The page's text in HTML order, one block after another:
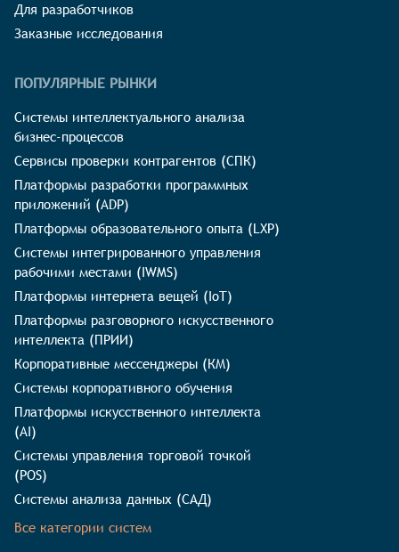
Для разработчиков
Заказные исследования
ПОПУЛЯРНЫЕ РЫНКИ
Системы интеллектуального анализа
бизнес-процессов
Сервисы проверки контрагентов (СПК)
Платформы разработки программных
приложений (ADP)
Платформы образовательного опыта (LXP)
Системы интегрированного управления
рабочими местами (IWMS)
Платформы интернета вещей (IoT)
Платформы разговорного искусственного
интеллекта (ПРИИ)
Корпоративные мессенджеры (КМ)
Системы корпоративного обучения
Платформы искусственного интеллекта
(AI)
Системы управления торговой точкой
(POS)
Системы анализа данных (САД)
Все категории систем